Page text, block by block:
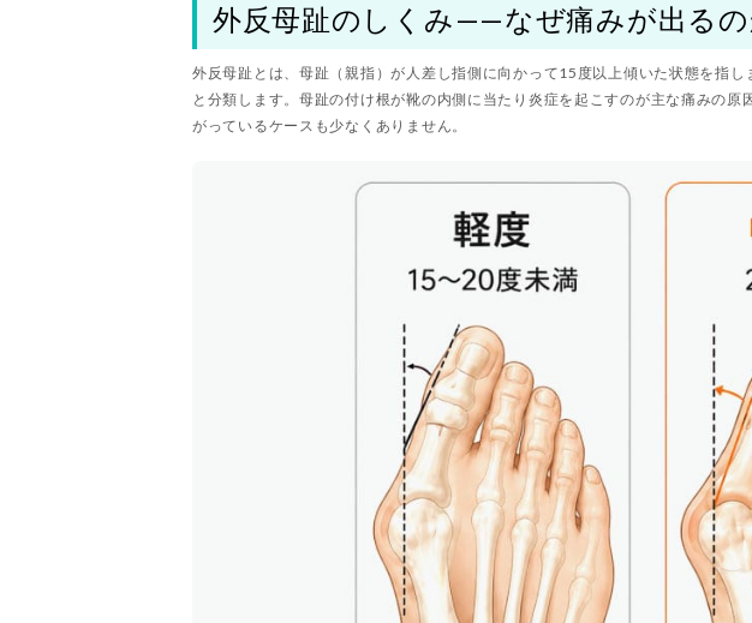
外反母趾のしくみ——なぜ痛みが出る
外反母趾とは、母趾（親指）が人差し指側に向かって15度以上傾いた状態を指
と分類します。母趾の付け根が靴の内側に当たり炎症を起こすのが主な痛みの原
がっているケースも少なくありません。